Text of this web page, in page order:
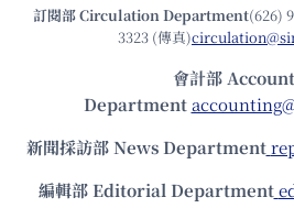
訂閱部 Circulation Department(626)
3323 (傳真)
會計部
Department
新聞採訪部 News Department
編輯部 Editorial Department